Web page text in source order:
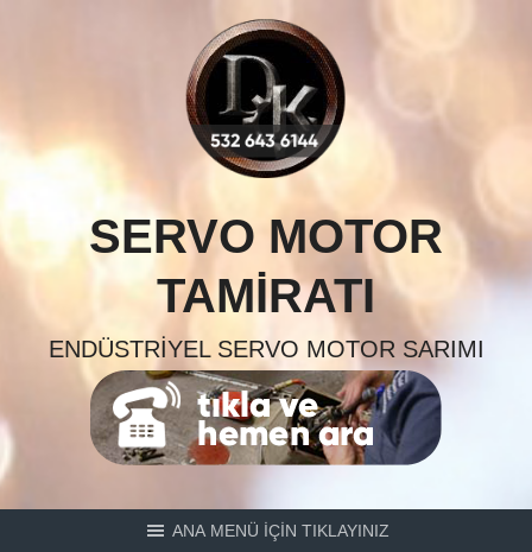
SERVO MOTOR
TAMIRATI
ENDÜSTRIYEL SERVO MOTOR SARIMI
ANA MENÜ İÇİN TIKLAYINIZ